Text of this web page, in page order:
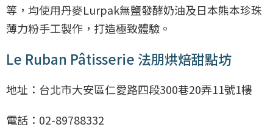
等，均使用丹麥Lurpak無鹽發酵奶油及日本熊本珍珠
薄力粉手工製作，打造極致體驗。
Le Ruban Pâtisserie 法朋烘焙甜點坊
地址：台北市大安區仁愛路四段300巷20弄11號1樓
電話：02-89788332